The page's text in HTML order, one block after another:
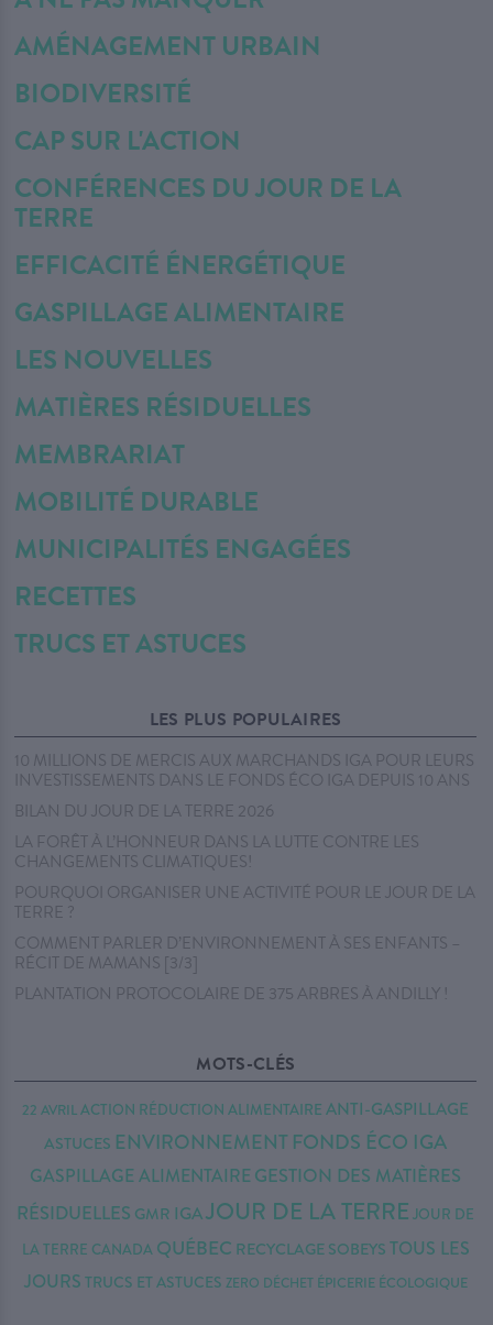
AMÉNAGEMENT URBAIN
BIODIVERSITÉ
CAP SUR L'ACTION
CONFÉRENCES DU JOUR DE LA
TERRE
EFFICACITÉ ÉNERGÉTIQUE
GASPILLAGE ALIMENTAIRE
LES NOUVELLES
MATIÈRES RÉSIDUELLES
MEMBRARIAT
MOBILITÉ DURABLE
MUNICIPALITÉS ENGAGÉES
RECETTES
TRUCS ET ASTUCES
LES PLUS POPULAIRES
10 MILLIONS DE MERCIS AUX MARCHANDS IGA POUR LEURS
INVESTISSEMENTS DANS LE FONDS ÉCO IGA DEPUIS 10 ANS
BILAN DU JOUR DE LA TERRE 2026
LA FORÊT À L’HONNEUR DANS LA LUTTE CONTRE LES
CHANGEMENTS CLIMATIQUES!
POURQUOI ORGANISER UNE ACTIVITÉ POUR LE JOUR DE LA
TERRE ?
COMMENT PARLER D’ENVIRONNEMENT À SES ENFANTS –
RÉCIT DE MAMANS [3/3]
PLANTATION PROTOCOLAIRE DE 375 ARBRES À ANDILLY !
MOTS-CLÉS
22 AVRILACTION RÉDUCTION ALIMENTAIRE ANTI-GASPILLAGE
ASTUCES ENVIRONNEMENTFONDS ÉCO IGA
GASPILLAGE ALIMENTAIREGESTION DES MATIÈRES
RÉSIDUELLES GMR IGAJOUR DE LA TERRE JOUR DE
LA TERRE CANADA QUÉBEC RECYCLAGE SOBEYSTOUS LES
JOURS TRUCS ET ASTUCES ZERO DÉCHET ÉPICERIE ÉCOLOGIQUE